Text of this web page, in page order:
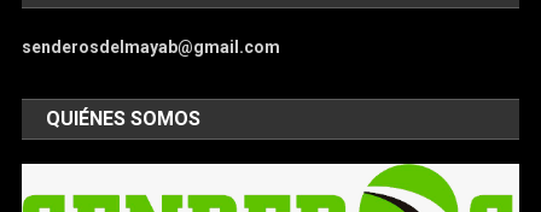
senderosdelmayab@gmail.com
QUIÉNES SOMOS